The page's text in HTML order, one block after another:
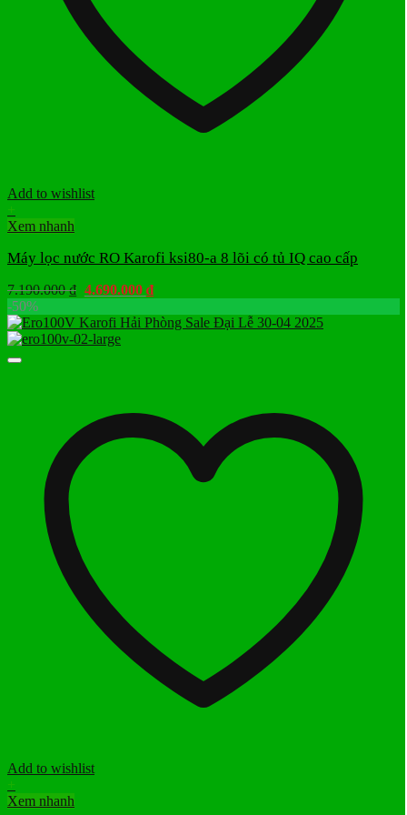
Add to wishlist
+
Xem nhanh
Máy lọc nước RO Karofi ksi80-a 8 lõi có tủ IQ cao cấp
7.190.000₫ Giá
là:
7.190.000 ₫.
4.690.000 ₫Giá
tại
-50%
Add to wishlist
+
Xem nhanh